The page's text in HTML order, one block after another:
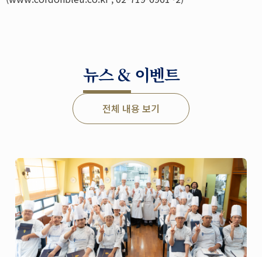
뉴스 & 이벤트
전체 내용 보기